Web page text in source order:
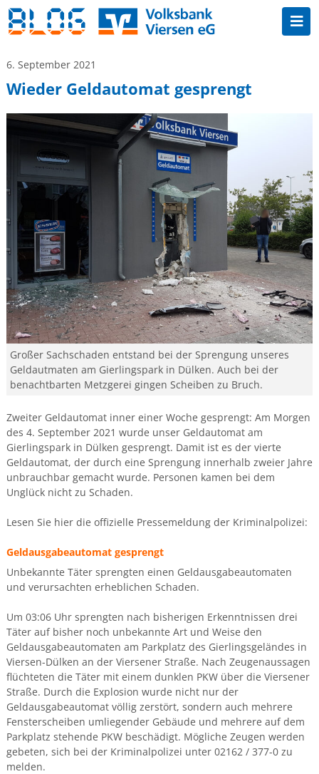
6. September 2021
Wieder Geldautomat gesprengt
Großer Sachschaden entstand bei der Sprengung unseres
Geldautmaten am Gierlingspark in Dülken. Auch bei der
benachtbarten Metzgerei gingen Scheiben zu Bruch.
Zweiter Geldautomat inner einer Woche gesprengt: Am Morgen
des 4. September 2021 wurde unser Geldautomat am
Gierlingspark in Dülken gesprengt. Damit ist es der vierte
Geldautomat, der durch eine Sprengung innerhalb zweier Jahre
unbrauchbar gemacht wurde. Personen kamen bei dem
Unglück nicht zu Schaden.
Lesen Sie hier die offizielle Pressemeldung der Kriminalpolizei:
Geldausgabeautomat gesprengt
Unbekannte Täter sprengten einen Geldausgabeautomaten
und verursachten erheblichen Schaden.
Um 03:06 Uhr sprengten nach bisherigen Erkenntnissen drei
Täter auf bisher noch unbekannte Art und Weise den
Geldausgabeautomaten am Parkplatz des Gierlingsgeländes in
Viersen-Dülken an der Viersener Straße. Nach Zeugenaussagen
flüchteten die Täter mit einem dunklen PKW über die Viersener
Straße. Durch die Explosion wurde nicht nur der
Geldausgabeautomat völlig zerstört, sondern auch mehrere
Fensterscheiben umliegender Gebäude und mehrere auf dem
Parkplatz stehende PKW beschädigt. Mögliche Zeugen werden
gebeten, sich bei der Kriminalpolizei unter 02162 / 377-0 zu
melden.